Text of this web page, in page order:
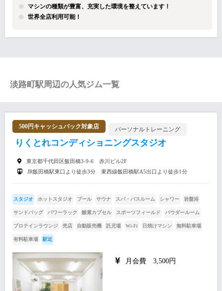
マシンの種類が豊富、充実した環境を整えています！
世界全店利用可能！
淡路町駅周辺の人気ジム一覧
500円キャッシュバック対象店 パーソナルトレーニング
りくとれコンディショニングスタジオ
東京都千代田区飯田橋3‐9‐6 赤川ビル2F
JR飯田橋駅東口より徒歩3分 東西線飯田橋駅A5出口より徒歩1分
スタジオ ホットスタジオ プール サウナ スパ・バスルーム シャワー 岩盤浴
サンドバッグ パワーラック 酸素カプセル スポーツフィールド パウダールーム
プロテインラウンジ 売店 自動販売機 託児場 Wi-Fi 日焼けマシン 無料駐車場
有料駐車場 駅近
月会費 3,500円